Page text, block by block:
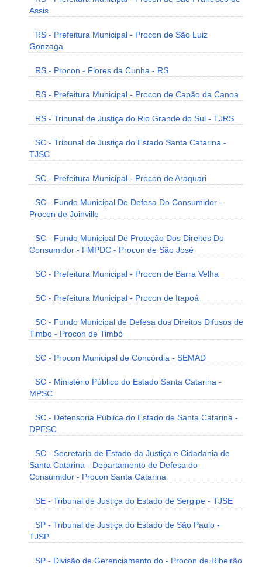
Assis
RS - Prefeitura Municipal - Procon de São Luiz
Gonzaga
RS - Procon - Flores da Cunha - RS
RS - Prefeitura Municipal - Procon de Capão da Canoa
RS - Tribunal de Justiça do Rio Grande do Sul - TJRS
SC - Tribunal de Justiça do Estado Santa Catarina -
TJSC
SC - Prefeitura Municipal - Procon de Araquari
SC - Fundo Municipal De Defesa Do Consumidor -
Procon de Joinville
SC - Fundo Municipal De Proteção Dos Direitos Do
Consumidor - FMPDC - Procon de São José
SC - Prefeitura Municipal - Procon de Barra Velha
SC - Prefeitura Municipal - Procon de Itapoá
SC - Fundo Municipal de Defesa dos Direitos Difusos de
Timbo - Procon de Timbó
SC - Procon Municipal de Concórdia - SEMAD
SC - Ministério Público do Estado Santa Catarina -
MPSC
SC - Defensoria Pública do Estado de Santa Catarina -
DPESC
SC - Secretaria de Estado da Justiça e Cidadania de
Santa Catarina - Departamento de Defesa do
Consumidor - Procon Santa Catarina
SE - Tribunal de Justiça do Estado de Sergipe - TJSE
SP - Tribunal de Justiça do Estado de São Paulo -
TJSP
SP - Divisão de Gerenciamento do - Procon de Ribeirão